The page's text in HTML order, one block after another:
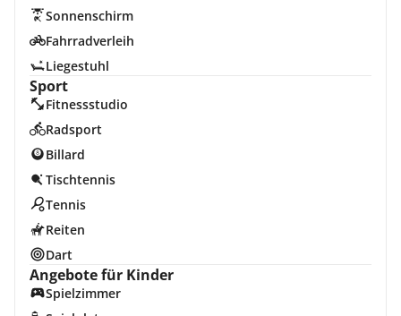
Sonnenschirm
Fahrradverleih
Liegestuhl
Sport
Fitnessstudio
Radsport
Billard
Tischtennis
Tennis
Reiten
Dart
Angebote für Kinder
Spielzimmer